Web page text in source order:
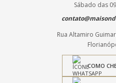
Sábado das
Rua Altamiro
COMO